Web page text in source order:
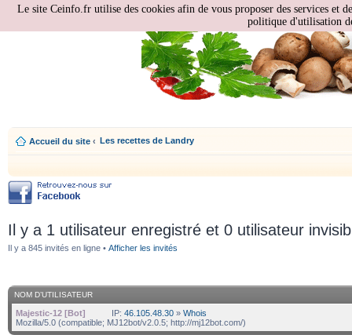
Accueil du site ‹ Les recettes de Landry
Il y a 1 utilisateur enregistré et 0 utilisateur
Il y a 845 invités en ligne • Afficher les invités
NOM D’UTILISATEUR
Majestic-12 [Bot] IP: 46.105.48.30 » Whois
Mozilla/5.0 (compatible; MJ12bot/v2.0.5; http://mj12bot.com/)
Le site Ceinfo.fr utilise des cookies afin de vous proposer des services et
politique d'utilisation